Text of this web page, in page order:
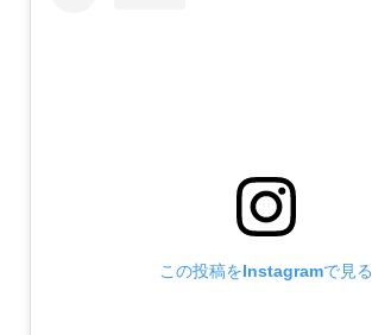
この投稿をInstagramで見る